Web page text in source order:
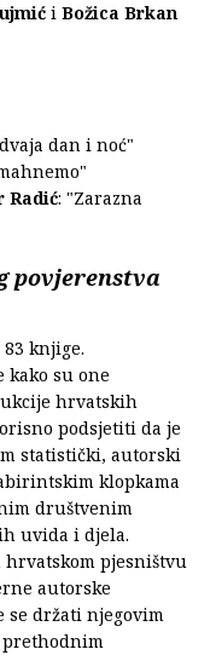
i Božica Brkan
dan i noć"
Radić: "Zarazna
povjerenstva
knjige.
kako su one
hrvatskih
podsjetiti da je
statistički, autorski
klopkama
društvenim
uvida i djela.
hrvatskom pjesništvu
autorske
se držati njegovim
prethodnim